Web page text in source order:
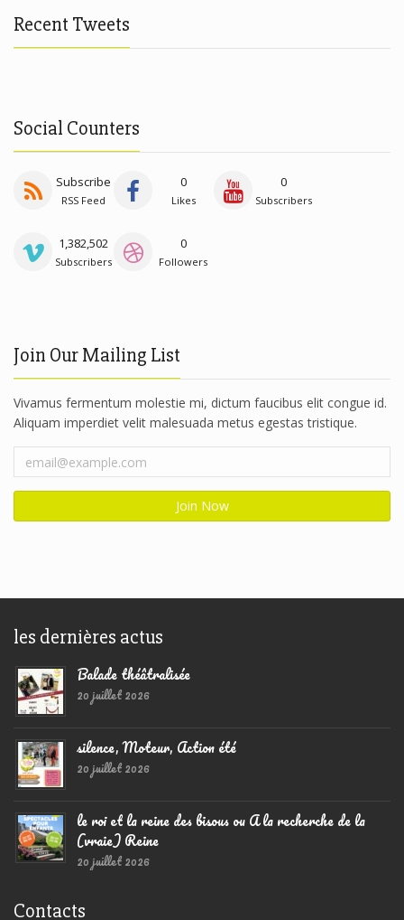
Recent Tweets
Social Counters
Subscribe
RSS Feed
0
Likes
0
Subscribers
1,382,502
Subscribers
0
Followers
Join Our Mailing List
Vivamus fermentum molestie mi, dictum faucibus elit congue id.
Aliquam imperdiet velit malesuada metus egestas tristique.
les dernières actus
Balade théâtralisée
20 juillet 2026
silence, Moteur, Action été
20 juillet 2026
le roi et la reine des bisous ou A la recherche de la
(vraie) Reine
20 juillet 2026
Contacts